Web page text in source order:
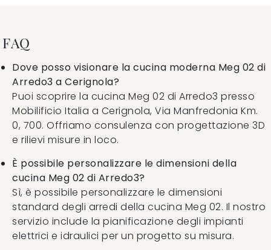
FAQ
Dove posso visionare la cucina moderna Meg 02 di
Arredo3 a Cerignola?
Puoi scoprire la cucina Meg 02 di Arredo3 presso
Mobilificio Italia a Cerignola, Via Manfredonia Km.
0, 700. Offriamo consulenza con progettazione 3D
e rilievi misure in loco.
È possibile personalizzare le dimensioni della
cucina Meg 02 di Arredo3?
Sì, è possibile personalizzare le dimensioni
standard degli arredi della cucina Meg 02. Il nostro
servizio include la pianificazione degli impianti
elettrici e idraulici per un progetto su misura.